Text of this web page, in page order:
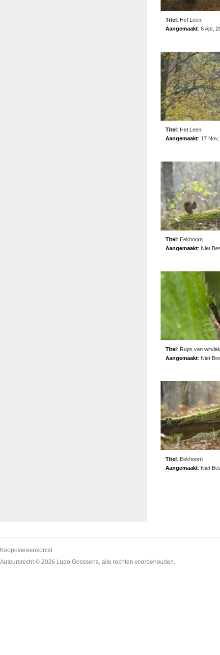
Titel: Het Leen
Aangemaakt: 6 Apr,
Titel: Het Leen
Aangemaakt: 17
Titel: Eekhoorn
Aangemaakt: Niet
Titel: Rups van
Aangemaakt: Niet
Titel: Eekhoorn
Aangemaakt: Niet
Koopovereenkomst
Auteursrecht © 2026 Ludo Goossens, alle rechten voorbehouden.